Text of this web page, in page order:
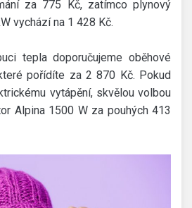
za 775 Kč, zatímco plynový
vychází na 1 428 Kč.
tepla doporučujeme oběhové
pořídíte za 2 870 Kč. Pokud
vytápění, skvělou volbou
Alpina 1500 W za pouhých 413